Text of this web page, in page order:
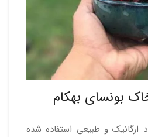
بونسای بهکام
ارگانیک و طبیعی استفاده شده